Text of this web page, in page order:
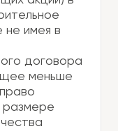
не имея в
договора
меньше
размере